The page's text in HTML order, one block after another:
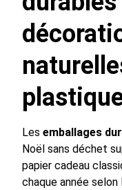
Les emballages
Noël sans déchet
papier cadeau
chaque année selon